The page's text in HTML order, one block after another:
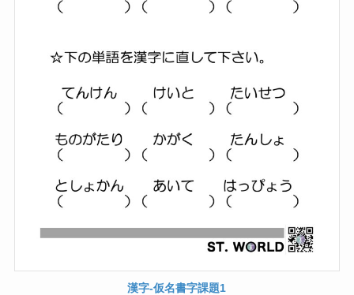
漢字-仮名書字課題1